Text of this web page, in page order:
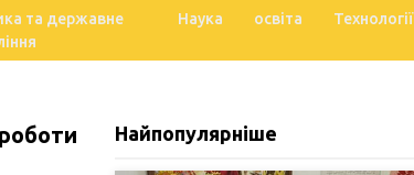
та державне
Наука освіта Технології
Найпопулярніше